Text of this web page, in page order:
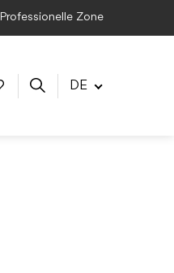
Professionelle Zone
DE